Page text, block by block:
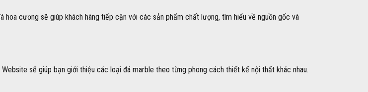
cương sẽ giúp khách hàng tiếp cận với các sản phẩm chất lượng, tìm hiểu về nguồn gốc và
sẽ giúp bạn giới thiệu các loại đá marble theo từng phong cách thiết kế nội thất khác nhau.